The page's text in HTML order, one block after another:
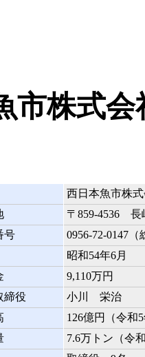
市株式
西日本魚市株
〒859-4536 長
号
0956-72-0147（
昭和54年6月
9,110万円
締役
小川 栄治
126億円（令和
7.6万トン（令